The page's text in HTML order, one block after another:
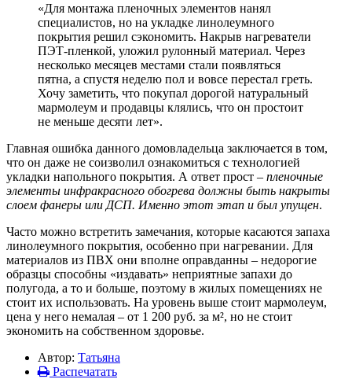
«Для монтажа пленочных элементов нанял
специалистов, но на укладке линолеумного
покрытия решил сэкономить. Накрыв нагреватели
ПЭТ-пленкой, уложил рулонный материал. Через
несколько месяцев местами стали появляться
пятна, а спустя неделю пол и вовсе перестал греть.
Хочу заметить, что покупал дорогой натуральный
мармолеум и продавцы клялись, что он простоит
не меньше десяти лет».
Главная ошибка данного домовладельца заключается в том,
что он даже не соизволил ознакомиться с технологией
укладки напольного покрытия. А ответ прост – пленочные
элементы инфракрасного обогрева должны быть накрыты
слоем фанеры или ДСП. Именно этот этап и был упущен.
Часто можно встретить замечания, которые касаются запаха
линолеумного покрытия, особенно при нагревании. Для
материалов из ПВХ они вполне оправданны – недорогие
образцы способны «издавать» неприятные запахи до
полугода, а то и больше, поэтому в жилых помещениях не
стоит их использовать. На уровень выше стоит мармолеум,
цена у него немалая – от 1 200 руб. за м², но не стоит
экономить на собственном здоровье.
Автор: Татьяна
Распечатать